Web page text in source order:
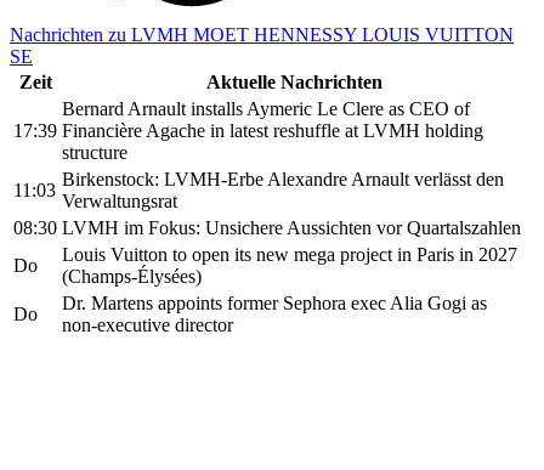
Nachrichten zu LVMH MOET HENNESSY LOUIS VUITTON
SE
Zeit
Aktuelle Nachrichten
17:39
Bernard Arnault installs Aymeric Le Clere as CEO of
Financière Agache in latest reshuffle at LVMH holding
structure
11:03
Birkenstock: LVMH-Erbe Alexandre Arnault verlässt den
Verwaltungsrat
08:30 LVMH im Fokus: Unsichere Aussichten vor Quartalszahlen
Do
Louis Vuitton to open its new mega project in Paris in 2027
(Champs-Élysées)
Do
Dr. Martens appoints former Sephora exec Alia Gogi as
non-executive director